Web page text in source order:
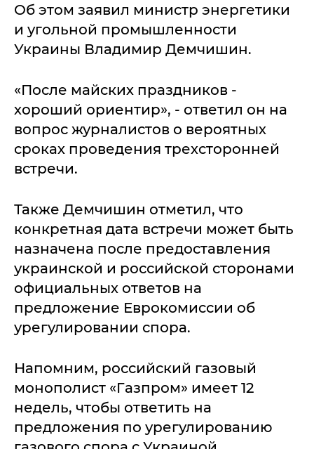
Об этом заявил министр энергетики
и угольной промышленности
Украины Владимир Демчишин.
«После майских праздников -
хороший ориентир», - ответил он на
вопрос журналистов о вероятных
сроках проведения трехсторонней
встречи.
Также Демчишин отметил, что
конкретная дата встречи может быть
назначена после предоставления
украинской и российской сторонами
официальных ответов на
предложение Еврокомиcсии об
урегулировании спора.
Напомним, российский газовый
монополист «Газпром» имеет 12
недель, чтобы ответить на
предложения по урегулированию